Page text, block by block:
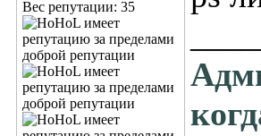
Вес репутации: 35